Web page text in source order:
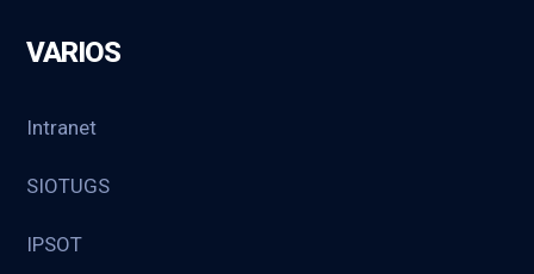
VARIOS
Intranet
SIOTUGS
IPSOT